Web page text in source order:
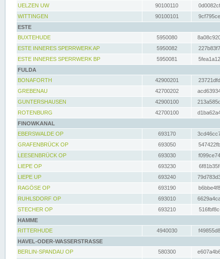
UELZEN UW
90100110
WITTINGEN
90100101
ESTE
BUXTEHUDE
5950080
ESTE INNERES SPERRWERK AP
5950082
ESTE INNERES SPERRWERK BP
5950081
FULDA
BONAFORTH
42900201
GREBENAU
42700202
GUNTERSHAUSEN
42900100
ROTENBURG
42700100
FINOWKANAL
EBERSWALDE OP
693170
GRAFENBRÜCK OP
693050
LEESENBRÜCK OP
693030
LIEPE OP
693230
LIEPE UP
693240
RAGÖSE OP
693190
RUHLSDORF OP
693010
STECHER OP
693210
HAMME
RITTERHUDE
4940030
HAVEL-ODER-WASSERSTRASSE
BERLIN-SPANDAU OP
580300